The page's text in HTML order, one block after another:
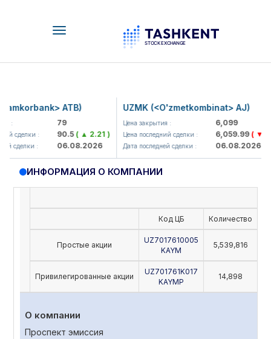
Toggle
ATB)
79
сделки : 90.5( ▲ 2.21 )
сделки : 06.08.2026
UZMK (<O'zmetkombinat> AJ)
Цена закрытия : 6,099
Цена последний сделки : 6,059.99( ▼
Дата последней сделки : 06.08.2026
ИНФОРМАЦИЯ О КОМПАНИИ
Код ЦБ Количество
Простые акции
UZ7017610005
KAYM
5,539,816
Привилегированные акции
UZ701761K017
KAYMP
14,898
О компании
Проспект эмиссия